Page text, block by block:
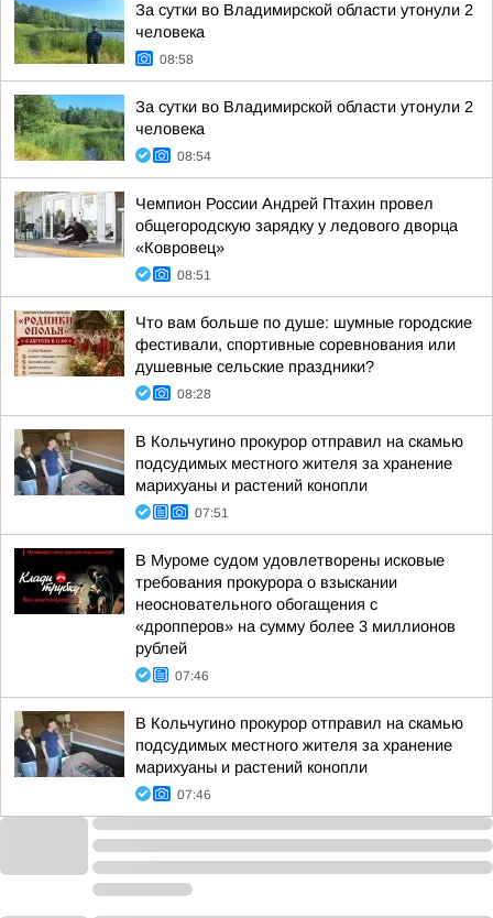
За сутки во Владимирской области утонули 2
человека
08:58
За сутки во Владимирской области утонули 2
человека
08:54
Чемпион России Андрей Птахин провел
общегородскую зарядку у ледового дворца
«Ковровец»
08:51
Что вам больше по душе: шумные городские
фестивали, спортивные соревнования или
душевные сельские праздники?
08:28
В Кольчугино прокурор отправил на скамью
подсудимых местного жителя за хранение
марихуаны и растений конопли
07:51
В Муроме судом удовлетворены исковые
требования прокурора о взыскании
неосновательного обогащения с
«дропперов» на сумму более 3 миллионов
рублей
07:46
В Кольчугино прокурор отправил на скамью
подсудимых местного жителя за хранение
марихуаны и растений конопли
07:46